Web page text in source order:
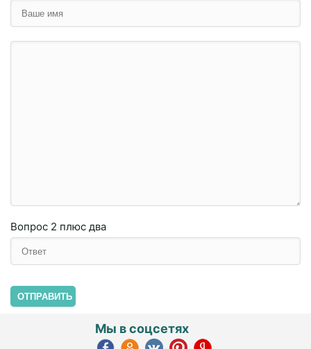
Вопрос 2 плюc двa
ОТПРАВИТЬ
Мы в соцсетях